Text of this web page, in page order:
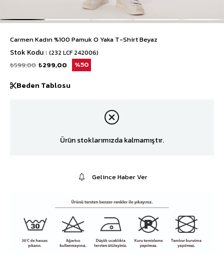
Carmen Kadın %100 Pamuk O Yaka T-Shirt Beyaz
Stok Kodu (232 LCF 242006)
₺599,00 ₺299,00 50
Beden Tablosu
Ürün stoklarımızda kalmamıştır.
Gelince Haber Ver